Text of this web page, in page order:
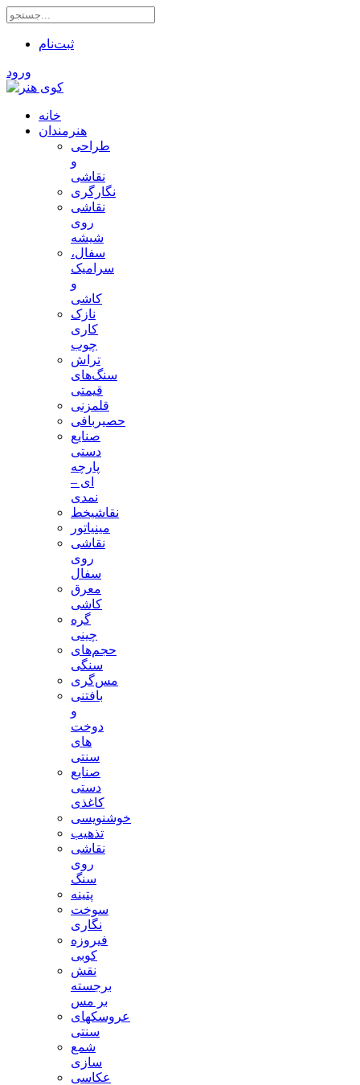
ثبت‌نام
ورود
خانه
هنرمندان
طراحی
و
نقاشی
نگارگری
نقاشی
روی
شیشه
سفال،
سرامیک
و
کاشی
نازک
کاری
چوب
تراش
سنگ‌های
قیمتی
قلمزنی
حصیربافی
صنایع
دستی
پارچه
ای –
نمدی
نقاشیخط
مینیاتور
نقاشی
روی
سفال
معرق
کاشی
گره
چینی
حجم‌های
سنگی
مس‌گری
بافتنی‌
و
دوخت
های
سنتی
صنایع
دستی
کاغذی
خوشنویسی
تذهیب
نقاشی
روی
سنگ
پتینه
سوخت
نگاری
فیروزه
کوبی
نقش
برجسته
بر مس
عروسکهای
سنتی
شمع
سازی
عکاسی